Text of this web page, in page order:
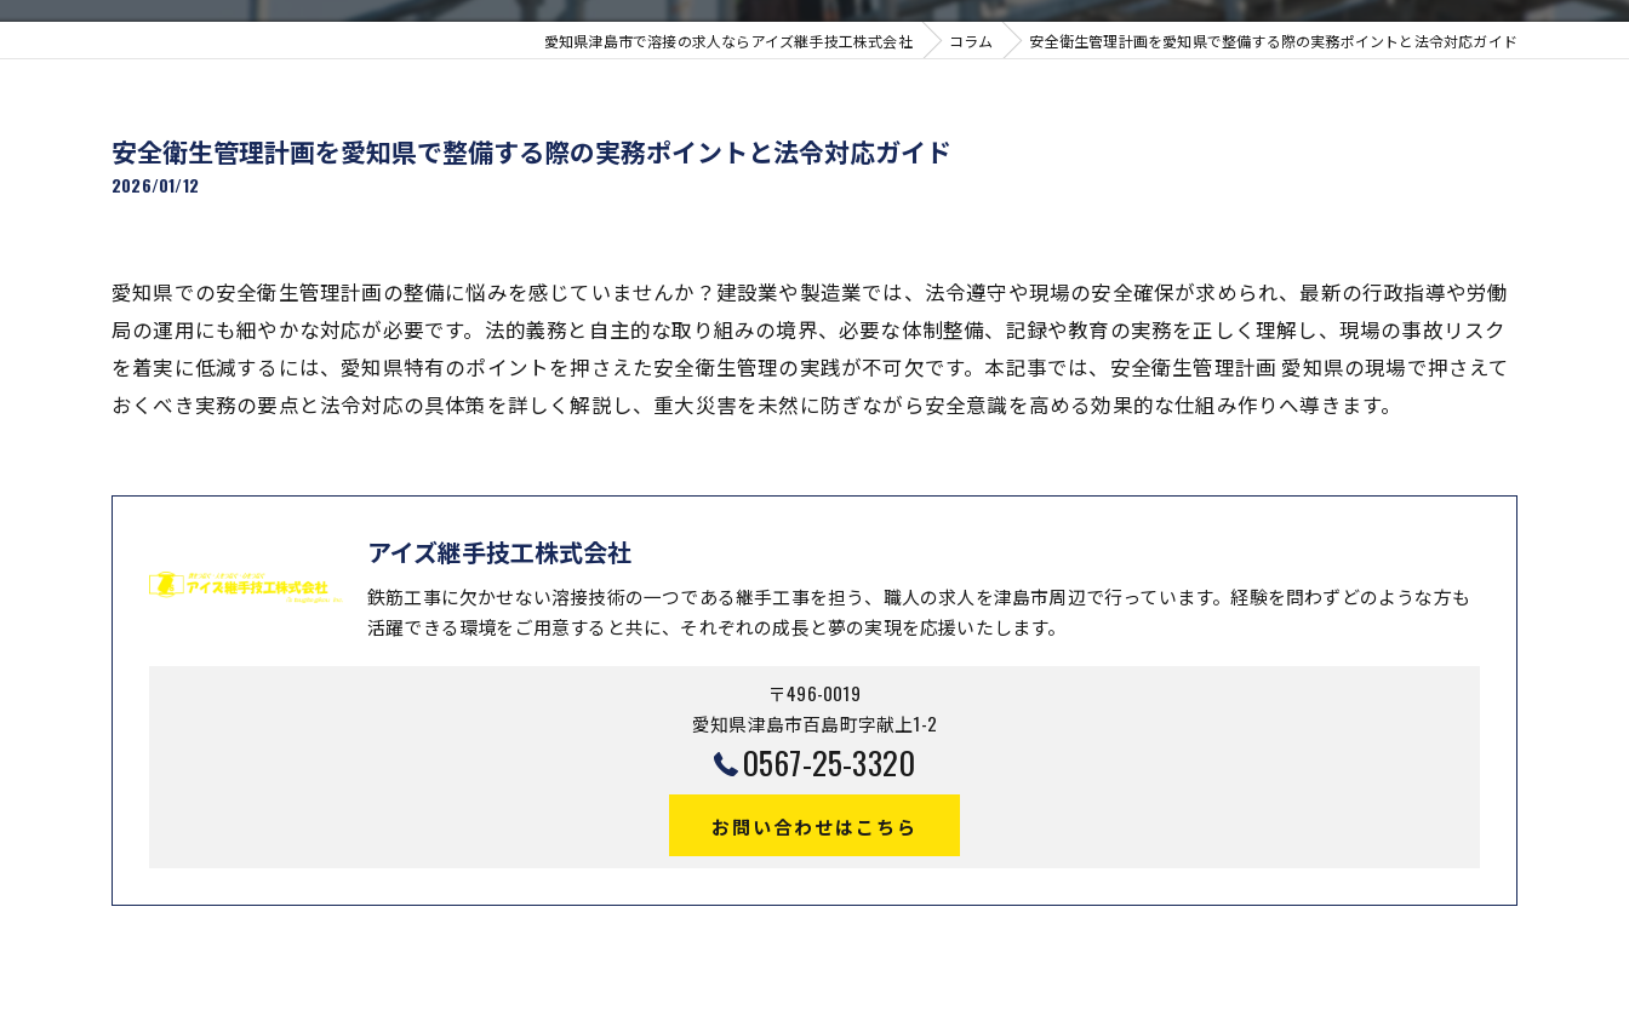
愛知県津島市で溶接の求人ならアイズ継手技工株式会社 コラム 安全衛生管理計画を愛知県で整備する際の実務ポイントと法令対応ガイド
安全衛生管理計画を愛知県で整備する際の実務ポイントと法令対応ガイド
2026/01/12
愛知県での安全衛生管理計画の整備に悩みを感じていませんか？建設業や製造業では、法令遵守や現場の安全確保が求められ、最新の行政指導や労働
局の運用にも細やかな対応が必要です。法的義務と自主的な取り組みの境界、必要な体制整備、記録や教育の実務を正しく理解し、現場の事故リスク
を着実に低減するには、愛知県特有のポイントを押さえた安全衛生管理の実践が不可欠です。本記事では、安全衛生管理計画 愛知県の現場で押さえて
おくべき実務の要点と法令対応の具体策を詳しく解説し、重大災害を未然に防ぎながら安全意識を高める効果的な仕組み作りへ導きます。
アイズ継手技工株式会社
鉄筋工事に欠かせない溶接技術の一つである継手工事を担う、職人の求人を津島市周辺で行っています。経験を問わずどのような方も
活躍できる環境をご用意すると共に、それぞれの成長と夢の実現を応援いたします。
〒496-0019
愛知県津島市百島町字献上1-2
0567-25-3320
お問い合わせはこちら